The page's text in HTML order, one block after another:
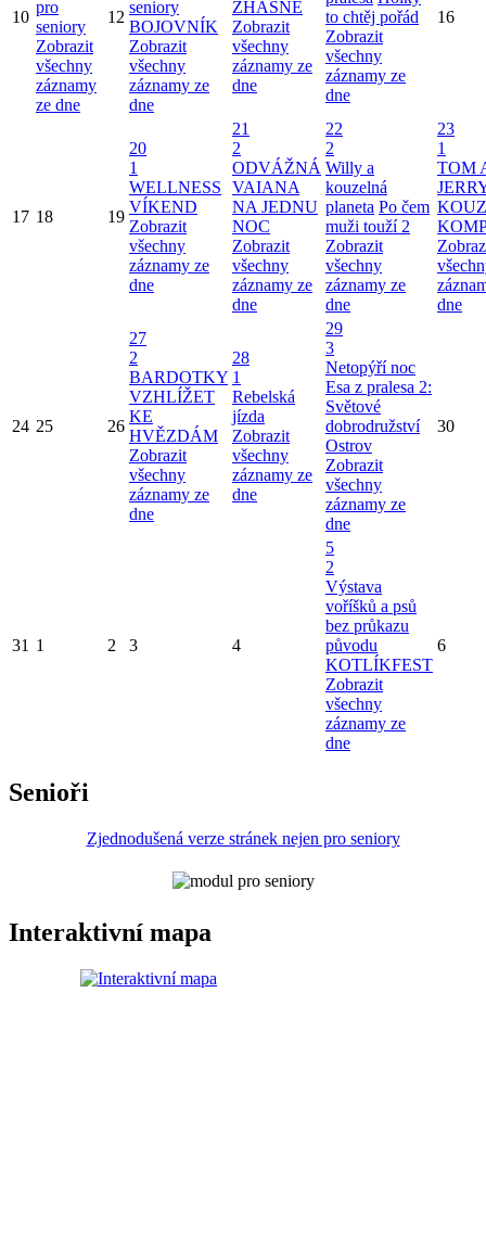
10
pro
seniory
Zobrazit
všechny
záznamy
ze dne
12
seniory
BOJOVNÍK
Zobrazit
všechny
záznamy ze
dne
ZHASNE
Zobrazit
všechny
záznamy ze
dne
to chtěj pořád
Zobrazit
všechny
záznamy ze
dne
16
17 18 19
20
1
WELLNESS
VÍKEND
Zobrazit
všechny
záznamy ze
dne
21
2
ODVÁŽNÁ
VAIANA
NA JEDNU
NOC
Zobrazit
všechny
záznamy ze
dne
22
2
Willy a
kouzelná
planeta Po čem
muži touží 2
Zobrazit
všechny
záznamy ze
dne
23
1
TOM
dne
24 25 26
27
2
BARDOTKY
VZHLÍŽET
KE
HVĚZDÁM
Zobrazit
všechny
záznamy ze
dne
28
1
Rebelská
jízda
Zobrazit
všechny
záznamy ze
dne
29
3
Netopýří noc
Esa z pralesa 2:
Světové
dobrodružství
Ostrov
Zobrazit
všechny
záznamy ze
dne
30
31 1 2 3 4
5
2
Výstava
voříšků a psů
bez průkazu
původu
KOTLÍKFEST
Zobrazit
všechny
záznamy ze
dne
6
Senioři
Zjednodušená verze stránek nejen pro seniory
Interaktivní mapa